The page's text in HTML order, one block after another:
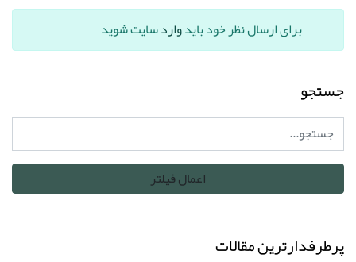
برای ارسال نظر خود بایدواردسایت شوید
جستجو
پرطرفدارترین مقالات